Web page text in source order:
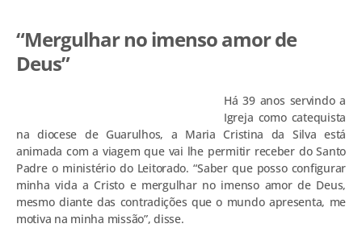
“Mergulhar no imenso amor de
Deus”
Há 39 anos servindo a
Igreja como catequista
na diocese de Guarulhos, a Maria Cristina da Silva está
animada com a viagem que vai lhe permitir receber do Santo
Padre o ministério do Leitorado. “Saber que posso configurar
minha vida a Cristo e mergulhar no imenso amor de Deus,
mesmo diante das contradições que o mundo apresenta, me
motiva na minha missão”, disse.